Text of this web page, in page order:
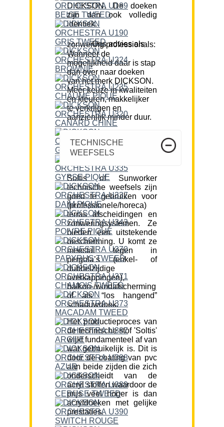
DICKSON. De doeken
zijn dan ook volledig
identiek.
Ons advies als zonwering professionals:
Wanneer de
mogelijkheid daar is stap
dan over naar doeken
van het merk DICKSON.
Meer keuze in kwaliteiten
en kleuren, makkelijker
te verkrijgen en
aanzienlijk minder duur.
TECHNISCHE
WEEFSELS
Soltis of Sunworker
technische weefsels zijn
goed te gebruiken voor
(professionele/horeca)
terras afscheidingen en
zonweringsystemen. Ze
bieden een uitstekende
bescherming. U komt ze
meestal tegen in
pergola’s (enkel- of
dubbelzijdige
overkappingen),
balkon-/windafscherming
of als “los hangend”
schaduwdoek.
Het productieproces van
de technische stof 'Soltis'
wijkt fundamenteel af van
wat gebruikelijk is. Dit is
door de coating van pvc
aan beide zijden die zich
onderscheidt van de
acryl stoffen waardoor de
prijs veel hoger is dan
acryldoeken met gelijke
prestaties.